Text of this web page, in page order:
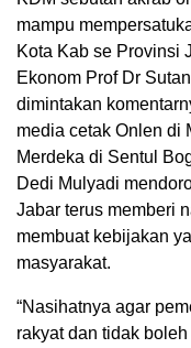
mampu
Kota Kab se Provinsi
Ekonom Prof Dr
dimintakan
media cetak Onlen di
Merdeka di Sentul
Dedi Mulyadi
Jabar terus memberi
membuat kebijakan
masyarakat.
“Nasihatnya agar
rakyat dan tidak